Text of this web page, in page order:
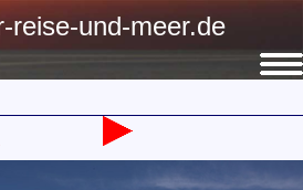
reise-und-meer.de